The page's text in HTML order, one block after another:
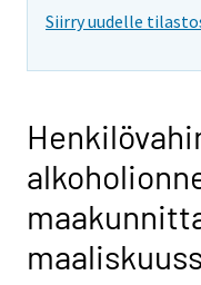
Siirry uudelle